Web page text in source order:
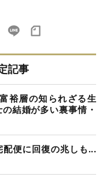
記事
裕層の知られざる生
結婚が多い裏事情・
便に回復の兆しも...